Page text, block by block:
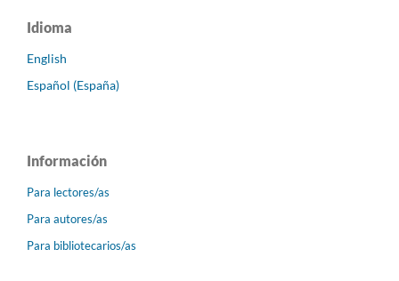
Idioma
English
Español (España)
Información
Para lectores/as
Para autores/as
Para bibliotecarios/as